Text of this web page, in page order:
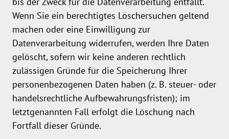
Wenn Sie ein berechtigtes Löschersuchen geltend
machen oder eine Einwilligung zur
Datenverarbeitung widerrufen, werden Ihre Daten
gelöscht, sofern wir keine anderen rechtlich
zulässigen Gründe für die Speicherung Ihrer
personenbezogenen Daten haben (z. B. steuer- oder
handelsrechtliche Aufbewahrungsfristen); im
letztgenannten Fall erfolgt die Löschung nach
Fortfall dieser Gründe.